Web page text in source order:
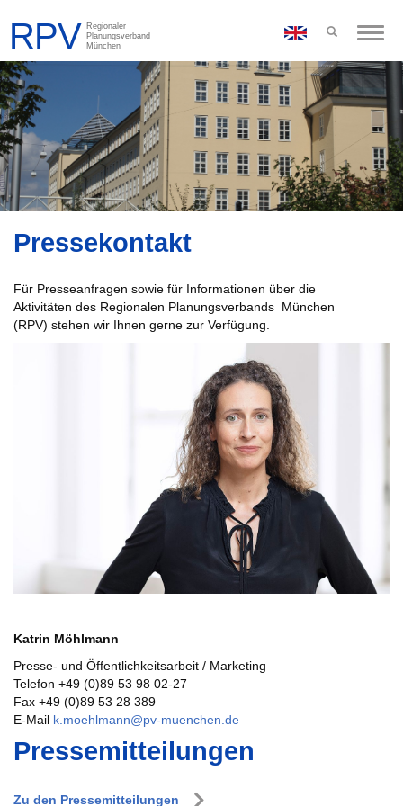
Toggle
Pressekontakt
Für Presseanfragen sowie für Informationen über die
Aktivitäten des Regionalen Planungsverbands München
(RPV) stehen wir Ihnen gerne zur Verfügung.
Katrin Möhlmann
Presse- und Öffentlichkeitsarbeit / Marketing
Telefon +49 (0)89 53 98 02-27
Fax +49 (0)89 53 28 389
E-Mail k.moehlmann@pv-muenchen.de
Pressemitteilungen
Zu den Pressemitteilungen